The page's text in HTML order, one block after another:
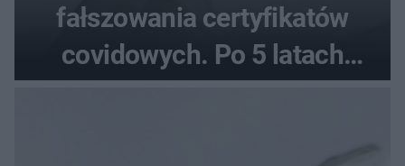
fałszowania certyfikatów
covidowych. Po 5 latach
prokurator zamyka sprawę